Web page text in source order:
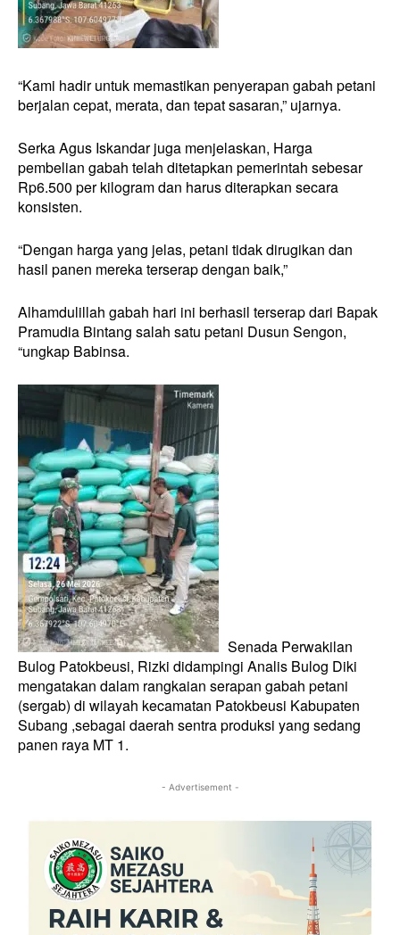
“Kami hadir untuk memastikan penyerapan gabah petani
berjalan cepat, merata, dan tepat sasaran,” ujarnya.
Serka Agus Iskandar juga menjelaskan, Harga
pembelian gabah telah ditetapkan pemerintah sebesar
Rp6.500 per kilogram dan harus diterapkan secara
konsisten.
“Dengan harga yang jelas, petani tidak dirugikan dan
hasil panen mereka terserap dengan baik,”
Alhamdulillah gabah hari ini berhasil terserap dari Bapak
Pramudia Bintang salah satu petani Dusun Sengon,
“ungkap Babinsa.
Senada Perwakilan
Bulog Patokbeusi, Rizki didampingi Analis Bulog Diki
mengatakan dalam rangkaian serapan gabah petani
(sergab) di wilayah kecamatan Patokbeusi Kabupaten
Subang ,sebagai daerah sentra produksi yang sedang
panen raya MT 1.
- Advertisement -